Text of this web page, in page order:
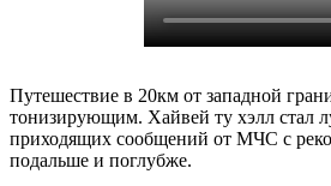
Путешествие в 20км от западной
тонизирующим. Хайвей ту хэлл стал
приходящих сообщений от МЧС с
подальше и поглубже.